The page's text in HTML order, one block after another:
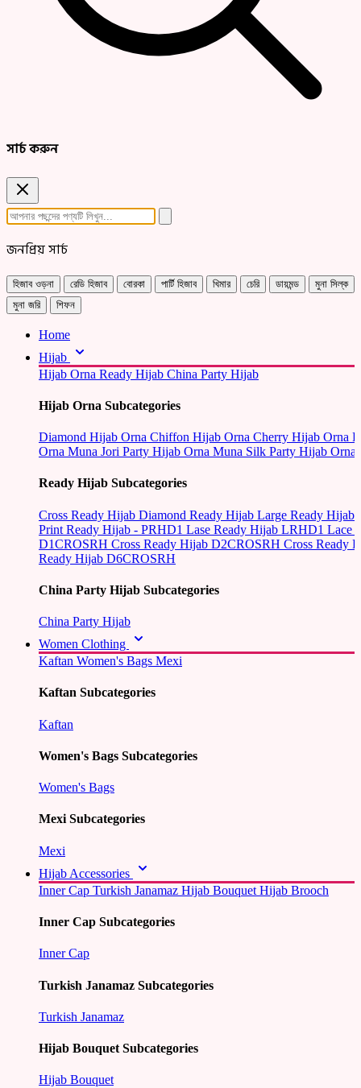
সার্চ করুন
জনপ্রিয় সার্চ
হিজাব ওড়না রেডি হিজাব বোরকা পার্টি হিজাব খিমার চেরি ডায়মন্ড
মুনা সিল্ক
মুনা জরি
শিফন
Home
Hijab
Hijab Orna Ready Hijab China Party Hijab
Hijab Orna Subcategories
Diamond Hijab Orna Chiffon Hijab Orna Cherry Hijab Orna
Orna Muna Jori Party Hijab Orna Muna Silk Party Hijab Orna
Ready Hijab Subcategories
Cross Ready Hijab Diamond Ready Hijab Large Ready Hijab
Print Ready Hijab - PRHD1 Lase Ready Hijab LRHD1 Lace
D1CROSRH Cross Ready Hijab D2CROSRH Cross Ready
Ready Hijab D6CROSRH
China Party Hijab Subcategories
China Party Hijab
Women Clothing
Kaftan Women's Bags Mexi
Kaftan Subcategories
Kaftan
Women's Bags Subcategories
Women's Bags
Mexi Subcategories
Mexi
Hijab Accessories
Inner Cap Turkish Janamaz Hijab Bouquet Hijab Brooch
Inner Cap Subcategories
Inner Cap
Turkish Janamaz Subcategories
Turkish Janamaz
Hijab Bouquet Subcategories
Hijab Bouquet